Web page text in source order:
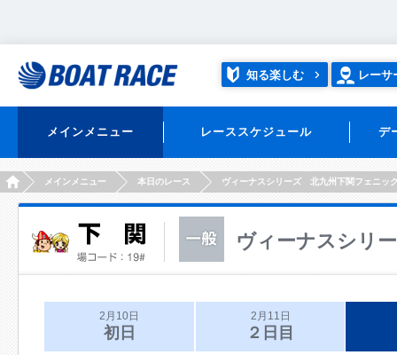
知る楽しむ レーサ
メインメニュー レーススケジュール デ
HOMEメインメニュー 本日のレース ヴィーナスシリーズ 北九州下関フェニッ
ヴィーナスシリ
2月10日
初日
2月11日
２日目